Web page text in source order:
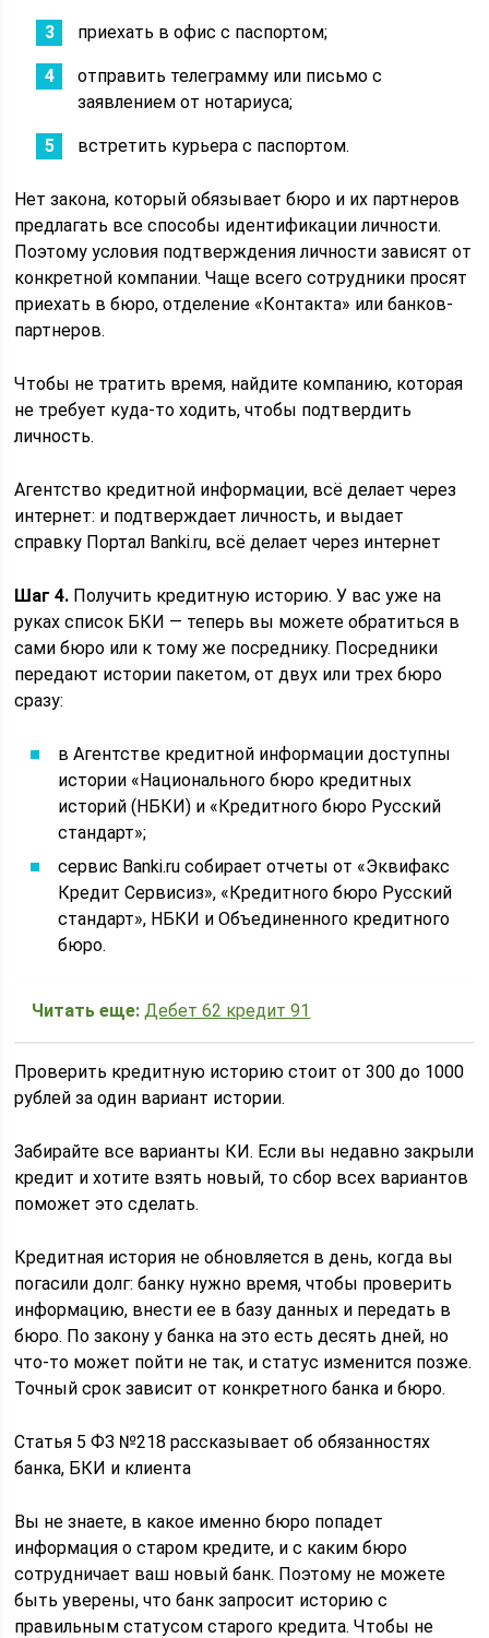
приехать в офис с паспортом;
отправить телеграмму или письмо с
заявлением от нотариуса;
встретить курьера с паспортом.
Нет закона, который обязывает бюро и их партнеров
предлагать все способы идентификации личности.
Поэтому условия подтверждения личности зависят от
конкретной компании. Чаще всего сотрудники просят
приехать в бюро, отделение «Контакта» или банков-
партнеров.
Чтобы не тратить время, найдите компанию, которая
не требует куда-то ходить, чтобы подтвердить
личность.
Агентство кредитной информации, всё делает через
интернет: и подтверждает личность, и выдает
справку Портал Banki.ru, всё делает через интернет
Шаг 4. Получить кредитную историю. У вас уже на
руках список БКИ — теперь вы можете обратиться в
сами бюро или к тому же посреднику. Посредники
передают истории пакетом, от двух или трех бюро
сразу:
в Агентстве кредитной информации доступны
истории «Национального бюро кредитных
историй (НБКИ) и «Кредитного бюро Русский
стандарт»;
сервис Banki.ru собирает отчеты от «Эквифакс
Кредит Сервисиз», «Кредитного бюро Русский
стандарт», НБКИ и Объединенного кредитного
бюро.
Читать еще: Дебет 62 кредит 91
Проверить кредитную историю стоит от 300 до 1000
рублей за один вариант истории.
Забирайте все варианты КИ. Если вы недавно закрыли
кредит и хотите взять новый, то сбор всех вариантов
поможет это сделать.
Кредитная история не обновляется в день, когда вы
погасили долг: банку нужно время, чтобы проверить
информацию, внести ее в базу данных и передать в
бюро. По закону у банка на это есть десять дней, но
что-то может пойти не так, и статус изменится позже.
Точный срок зависит от конкретного банка и бюро.
Статья 5 ФЗ №218 рассказывает об обязанностях
банка, БКИ и клиента
Вы не знаете, в какое именно бюро попадет
информация о старом кредите, и с каким бюро
сотрудничает ваш новый банк. Поэтому не можете
быть уверены, что банк запросит историю с
правильным статусом старого кредита. Чтобы не